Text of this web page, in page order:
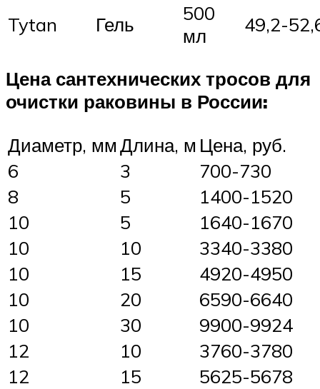
Tytan Гель
500
мл
49,2-
Цена сантехнических тросов для
очистки раковины в России:
Диаметр, ммДлина, м Цена, руб.
6
3
700-730
8
5
1400-1520
10
5
1640-1670
10
10
3340-3380
10
15
4920-4950
10
20
6590-6640
10
30
9900-9924
12
10
3760-3780
12
15
5625-5678